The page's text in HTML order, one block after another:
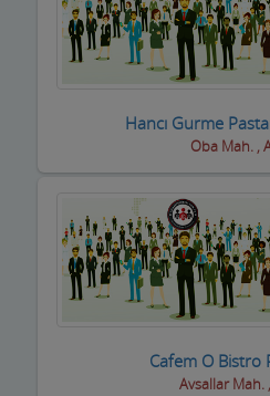
Oto Yıkamacıları
Otobüs Firmaları
Oyuncak Mağazaları
Özel Eğitim Kurumları
Özel Sağlık Kuruluşları
Hancı Gurme
Oba Mah. ,
Cafem O Bistro
Avsallar Mah.